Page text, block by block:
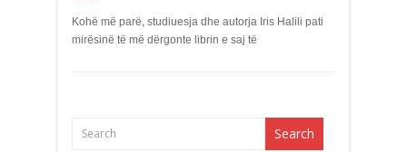
Kohë më parë, studiuesja dhe autorja Iris Halili pati
mirësinë të më dërgonte librin e saj të